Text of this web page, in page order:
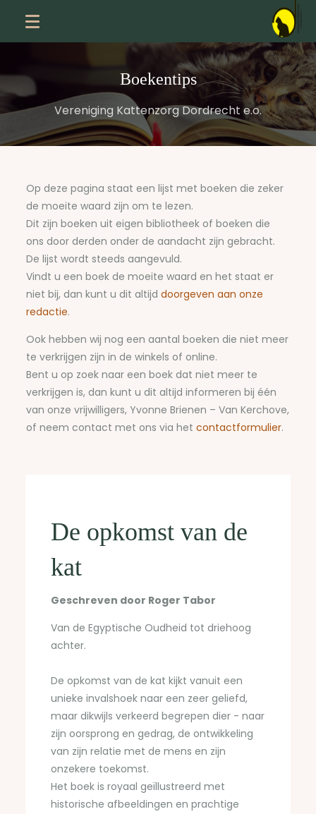
Boekentips
Vereniging Kattenzorg Dordrecht e.o.
Op deze pagina staat een lijst met boeken die zeker
de moeite waard zijn om te lezen.
Dit zijn boeken uit eigen bibliotheek of boeken die
ons door derden onder de aandacht zijn gebracht.
De lijst wordt steeds aangevuld.
Vindt u een boek de moeite waard en het staat er
niet bij, dan kunt u dit altijddoorgeven aan onze
redactie.
Ook hebben wij nog een aantal boeken die niet meer
te verkrijgen zijn in de winkels of online.
Bent u op zoek naar een boek dat niet meer te
verkrijgen is, dan kunt u dit altijd informeren bij één
van onze vrijwilligers, Yvonne Brienen – Van Kerchove,
of neem contact met ons via hetcontactformulier.
De opkomst van de
kat
Geschreven door Roger Tabor
Van de Egyptische Oudheid tot driehoog
achter.
De opkomst van de kat kijkt vanuit een
unieke invalshoek naar een zeer geliefd,
maar dikwijls verkeerd begrepen dier - naar
zijn oorsprong en gedrag, de ontwikkeling
van zijn relatie met de mens en zijn
onzekere toekomst.
Het boek is royaal geïllustreerd met
historische afbeeldingen en prachtige